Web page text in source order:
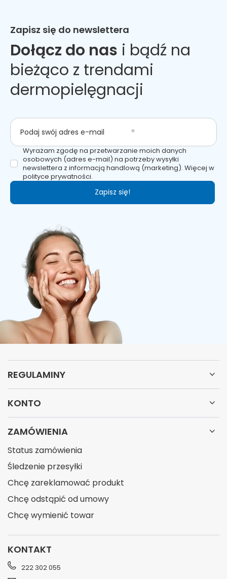
Zapisz się do newslettera
Dołącz do nas i bądź na
bieżąco z trendami
dermopielęgnacji
Podaj swój adres e-mail
Wyrażam zgodę na przetwarzanie moich danych
osobowych (adres e-mail) na potrzeby wysyłki
newslettera z informacją handlową (marketing). Więcej w
polityce prywatności.
Zapisz się!
REGULAMINY
KONTO
ZAMÓWIENIA
Status zamówienia
Śledzenie przesyłki
Chcę zareklamować produkt
Chcę odstąpić od umowy
Chcę wymienić towar
KONTAKT
222 302 055